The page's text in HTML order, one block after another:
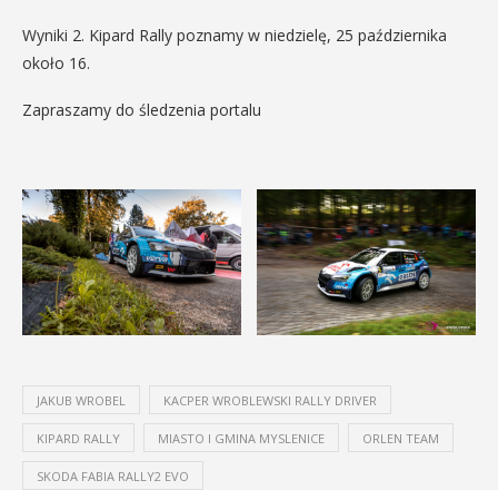
Wyniki 2. Kipard Rally poznamy w niedzielę, 25 października
około 16.
Zapraszamy do śledzenia portalu
JAKUB WROBEL KACPER WROBLEWSKI RALLY DRIVER
KIPARD RALLY MIASTO I GMINA MYSLENICE ORLEN TEAM
SKODA FABIA RALLY2 EVO